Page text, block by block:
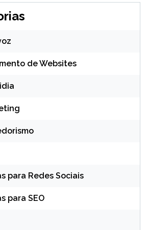
de Websites
para Redes Sociais
para SEO